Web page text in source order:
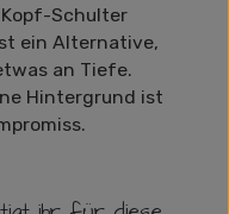
Schulter
ein Alternative,
an Tiefe.
Hintergrund ist